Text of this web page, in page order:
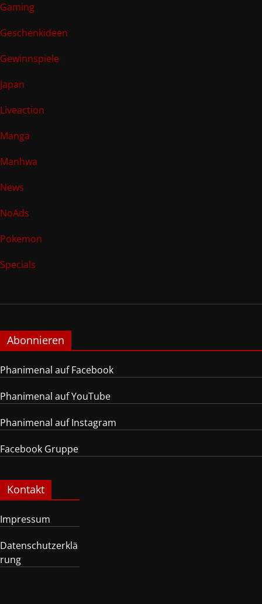
Gaming
Geschenkideen
Gewinnspiele
Japan
Liveaction
Manga
Manhwa
News
NoAds
Pokemon
Specials
Abonnieren
Phanimenal auf Facebook
Phanimenal auf YouTube
Phanimenal auf Instagram
Facebook Gruppe
Kontakt
Impressum
Datenschutzerklä
rung